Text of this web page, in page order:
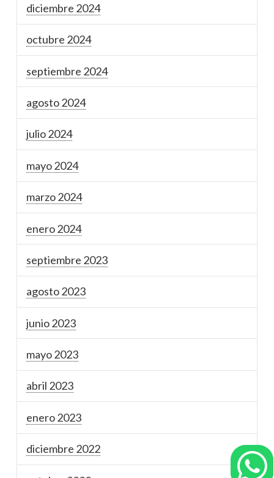
diciembre 2024
octubre 2024
septiembre 2024
agosto 2024
julio 2024
mayo 2024
marzo 2024
enero 2024
septiembre 2023
agosto 2023
junio 2023
mayo 2023
abril 2023
enero 2023
diciembre 2022